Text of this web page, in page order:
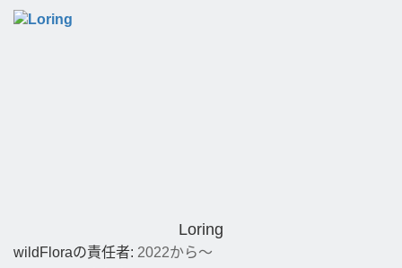
Loring
wildFloraの責任者: 2022から～